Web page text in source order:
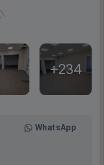
+234
WhatsApp